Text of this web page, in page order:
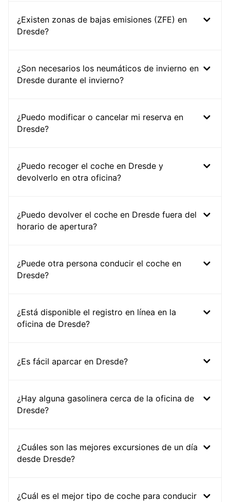
¿Existen zonas de bajas emisiones (ZFE) en
Dresde?
¿Son necesarios los neumáticos de invierno en
Dresde durante el invierno?
¿Puedo modificar o cancelar mi reserva en
Dresde?
¿Puedo recoger el coche en Dresde y
devolverlo en otra oficina?
¿Puedo devolver el coche en Dresde fuera del
horario de apertura?
¿Puede otra persona conducir el coche en
Dresde?
¿Está disponible el registro en línea en la
oficina de Dresde?
¿Es fácil aparcar en Dresde?
¿Hay alguna gasolinera cerca de la oficina de
Dresde?
¿Cuáles son las mejores excursiones de un día
desde Dresde?
¿Cuál es el mejor tipo de coche para conducir